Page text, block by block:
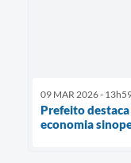
09 MAR 2026 -
Prefeito
economia